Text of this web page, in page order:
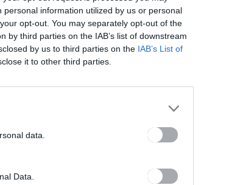
information utilized by us or personal
opt-out. You may separately opt-out of the
by third parties on the IAB’s list of downstream
by us to third parties on the IAB’s List of
it to other third parties.
data.
Data.
azaz 3477
foglalkoztatási
ők csak a
ugyanakkor
1353
míg Kovásznán
ügynökség által.